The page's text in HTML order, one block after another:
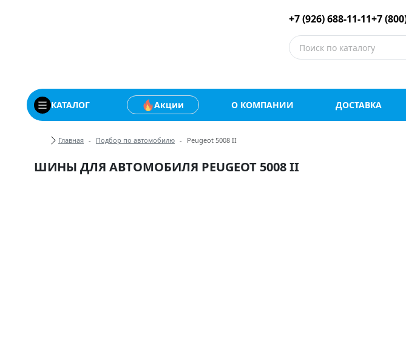
Купить автомобильные шины
+7 (926) 688-11-11+7
КАТАЛОГ Акции О КОМПАНИИ ДОСТАВКА
Хлебные крошки
Главная Подбор по автомобилю Peugeot 5008 II
ШИНЫ ДЛЯ АВТОМОБИЛЯ PEUGEOT 5008 II